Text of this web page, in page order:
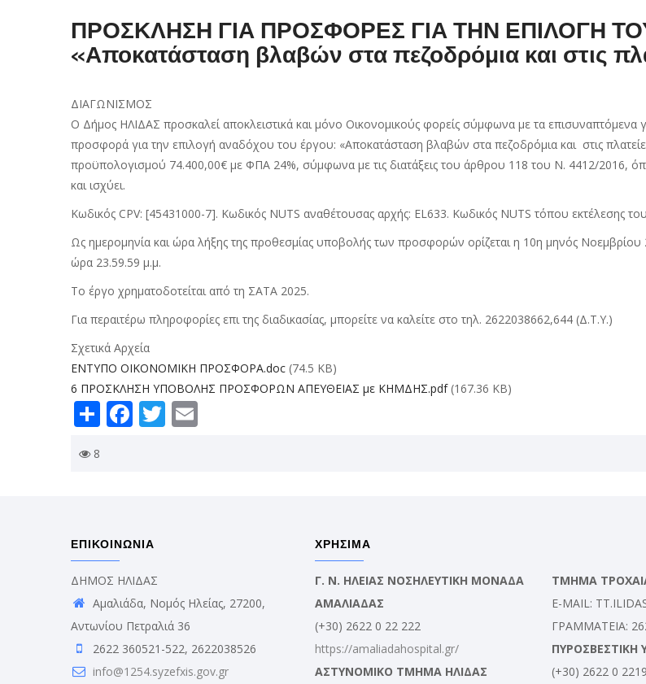
ΠΡΟΣΚΛΗΣΗ ΓΙΑ ΠΡΟΣΦΟΡΕΣ ΓΙΑ ΤΗΝ ΕΠΙΛΟΓΗ
«Αποκατάσταση βλαβών στα πεζοδρόμια και στις
ΔΙΑΓΩΝΙΣΜΟΣ
Ο Δήμος ΗΛΙΔΑΣ προσκαλεί αποκλειστικά και μόνο Οικονομικούς φορείς σύμφωνα με τα επισυναπτόμενα
προσφορά για την επιλογή αναδόχου του έργου: «Αποκατάσταση βλαβών στα πεζοδρόμια και στις
προϋπολογισμού 74.400,00€ με ΦΠΑ 24%, σύμφωνα με τις διατάξεις του άρθρου 118 του Ν. 4412/2016,
και ισχύει.
Κωδικός CPV: [45431000-7]. Κωδικός NUTS αναθέτουσας αρχής: EL633. Κωδικός NUTS τόπου εκτέλεσης
Ως ημερομηνία και ώρα λήξης της προθεσμίας υποβολής των προσφορών ορίζεται η 10η μηνός Νοεμβρίου
ώρα 23.59.59 μ.μ.
Το έργο χρηματοδοτείται από τη ΣΑΤΑ 2025.
Για περαιτέρω πληροφορίες επι της διαδικασίας, μπορείτε να καλείτε στο τηλ. 2622038662,644 (Δ.Τ.Υ.)
Σχετικά Αρχεία
ΕΝΤΥΠΟ ΟΙΚΟΝΟΜΙΚΗ ΠΡΟΣΦΟΡΑ.doc (74.5 KB)
6 ΠΡΟΣΚΛΗΣΗ ΥΠΟΒΟΛΗΣ ΠΡΟΣΦΟΡΩΝ ΑΠΕΥΘΕΙΑΣ με ΚΗΜΔΗΣ.pdf (167.36 KB)
ShareFacebook
Twitter
8
ΕΠΙΚΟΙΝΩΝΙΑ
ΔΗΜΟΣ ΗΛΙΔΑΣ
Αμαλιάδα, Νομός Ηλείας, 27200,
Αντωνίου Πετραλιά 36
2622 360521-522, 2622038526
info@1254.syzefxis.gov.gr
ΧΡΗΣΙΜΑ
Γ. Ν. ΗΛΕΙΑΣ ΝΟΣΗΛΕΥΤΙΚΗ ΜΟΝΑΔΑ
ΑΜΑΛΙΑΔΑΣ
(+30) 2622 0 22 222
https://amaliadahospital.gr/
ΑΣΤΥΝΟΜΙΚΟ ΤΜΗΜΑ ΗΛΙΔΑΣ
ΤΜΗΜΑ
E-MAIL:
ΓΡΑΜΜΑΤΕΙΑ:
ΠΥΡΟΣΒΕΣΤΙΚΗ
(+30) 2622 0